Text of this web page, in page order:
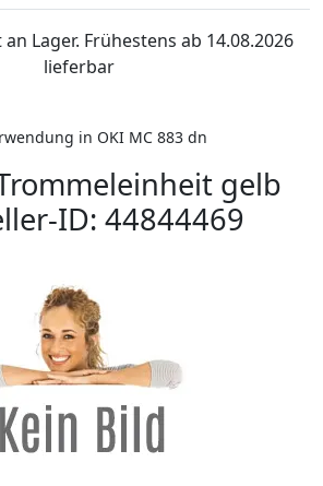
Lager. Frühestens ab 14.08.2026
lieferbar
in OKI MC 883 dn
gelb
ID: 44844469